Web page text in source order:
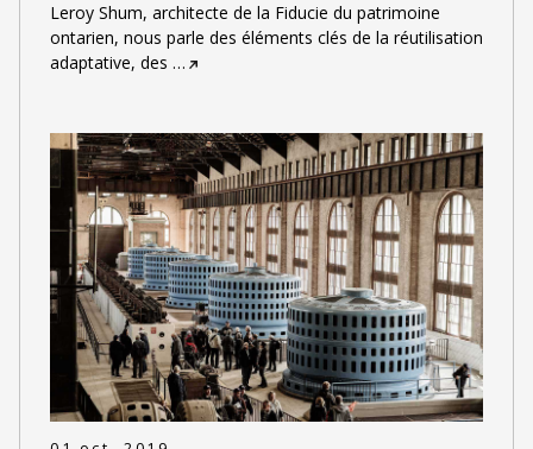
Leroy Shum, architecte de la Fiducie du patrimoine
ontarien, nous parle des éléments clés de la réutilisation
adaptative, des …